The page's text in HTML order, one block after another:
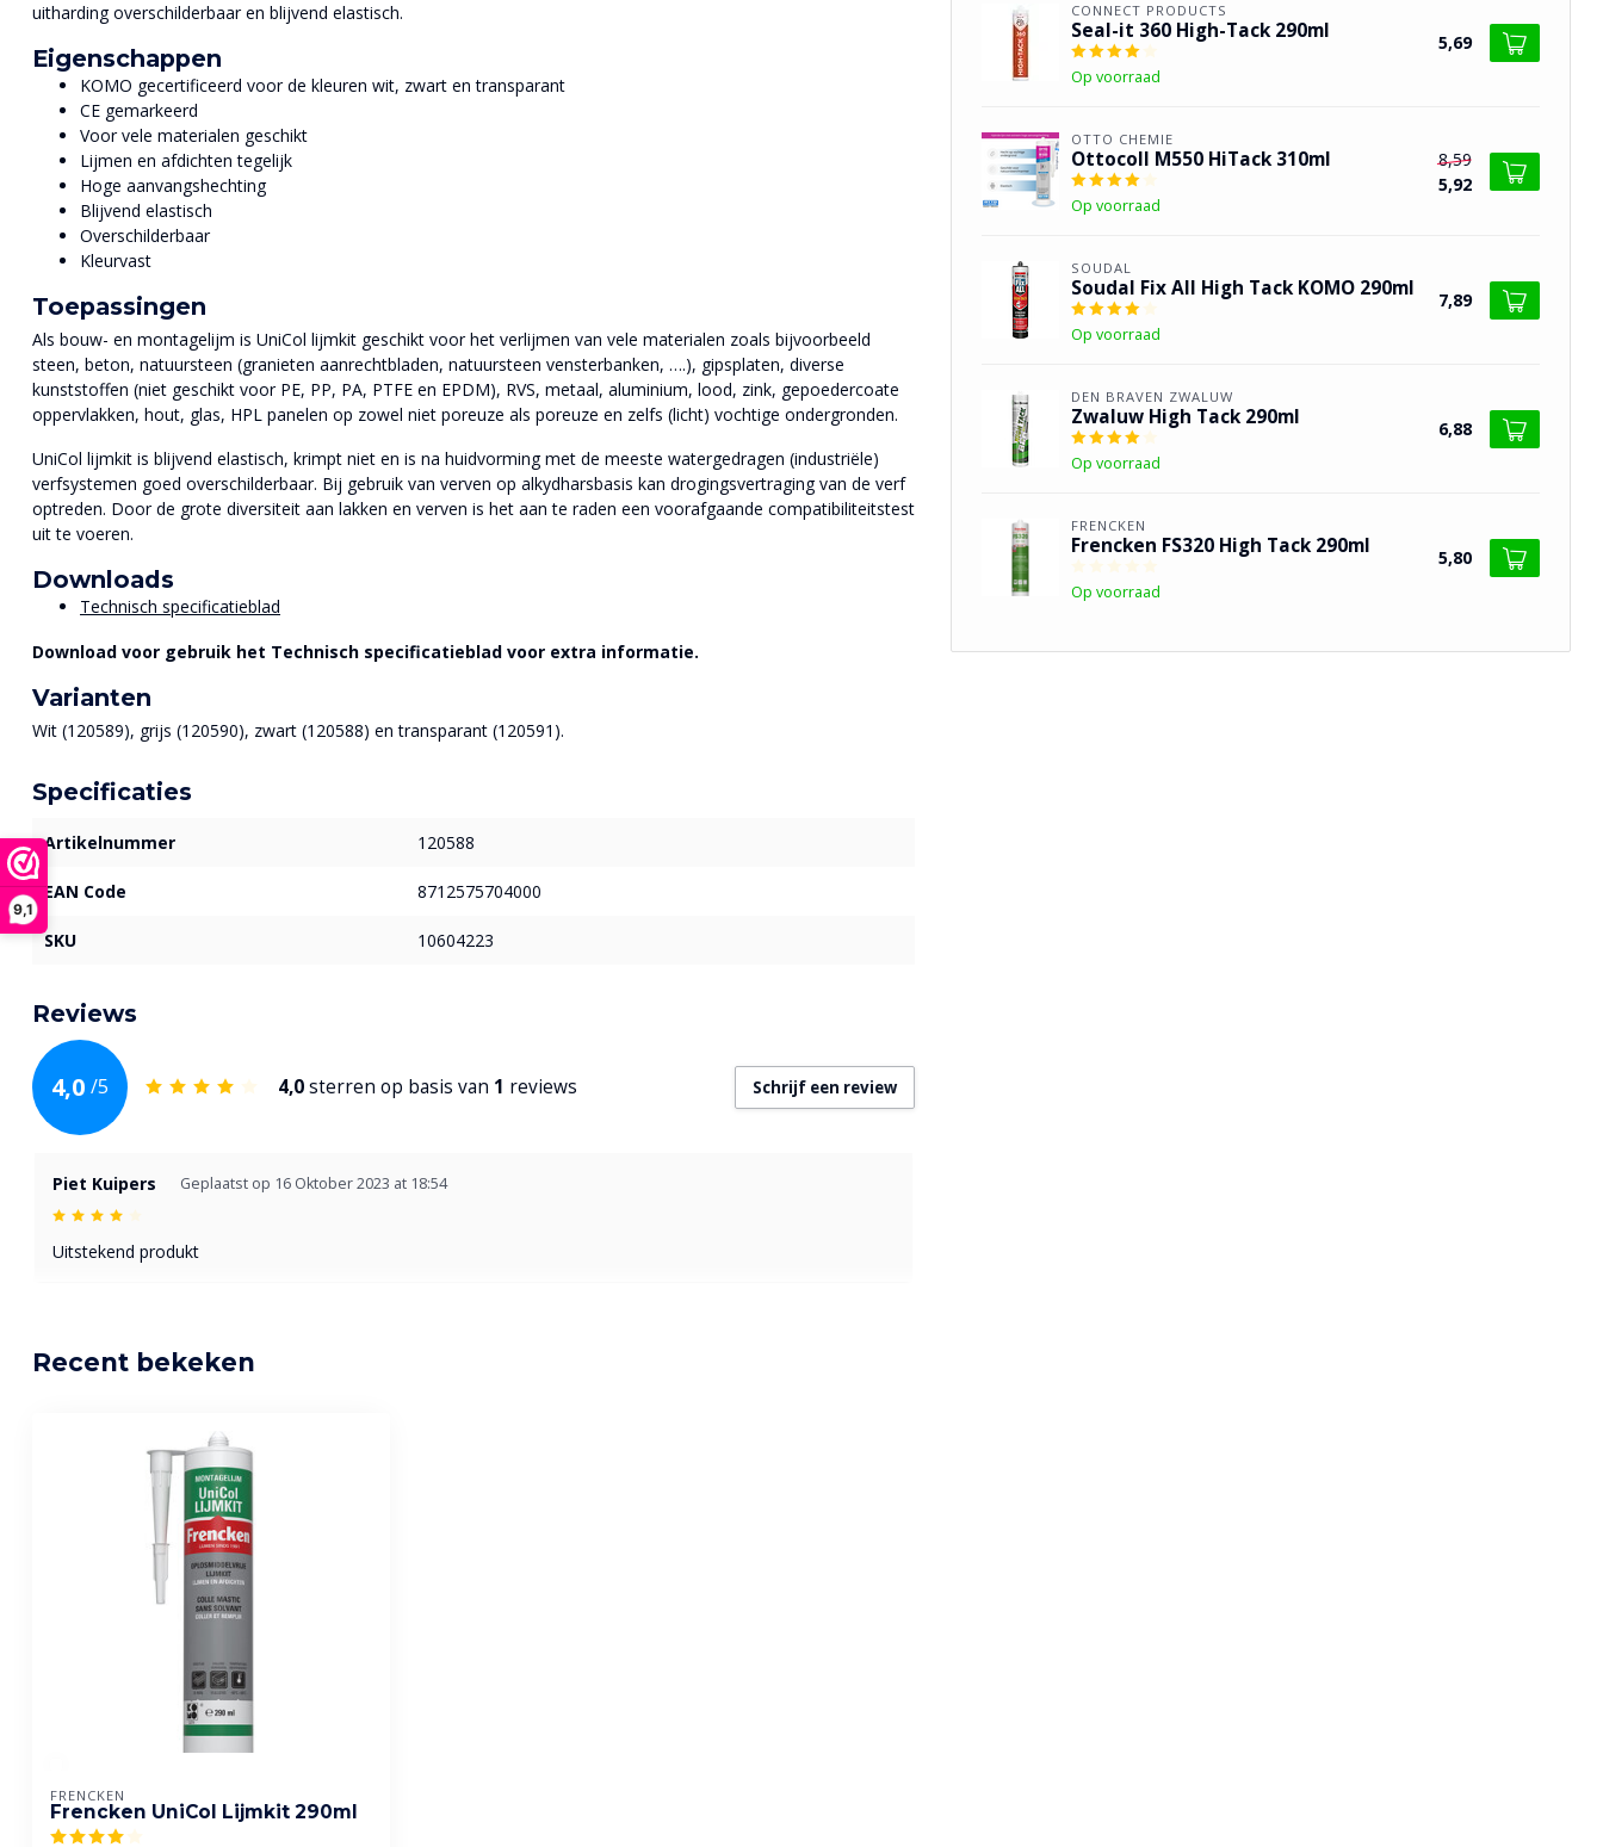
9,1
uitharding overschilderbaar en blijvend elastisch.
Eigenschappen
KOMO gecertificeerd voor de kleuren wit, zwart en transparant
CE gemarkeerd
Voor vele materialen geschikt
Lijmen en afdichten tegelijk
Hoge aanvangshechting
Blijvend elastisch
Overschilderbaar
Kleurvast
Toepassingen
Als bouw- en montagelijm is UniCol lijmkit geschikt voor het verlijmen van vele materialen zoals bijvoorbeeld
steen, beton, natuursteen (granieten aanrechtbladen, natuursteen vensterbanken, ….), gipsplaten, diverse
kunststoffen (niet geschikt voor PE, PP, PA, PTFE en EPDM), RVS, metaal, aluminium, lood, zink, gepoedercoate
oppervlakken, hout, glas, HPL panelen op zowel niet poreuze als poreuze en zelfs (licht) vochtige ondergronden.
UniCol lijmkit is blijvend elastisch, krimpt niet en is na huidvorming met de meeste watergedragen (industriële)
verfsystemen goed overschilderbaar. Bij gebruik van verven op alkydharsbasis kan drogingsvertraging van de verf
optreden. Door de grote diversiteit aan lakken en verven is het aan te raden een voorafgaande compatibiliteitstest
uit te voeren.
Downloads
Technisch specificatieblad
Download voor gebruik het Technisch specificatieblad voor extra informatie.
Varianten
Wit (120589), grijs (120590), zwart (120588) en transparant (120591).
Specificaties
Artikelnummer 120588
EAN Code 8712575704000
SKU 10604223
Reviews
4,0 /5 4,0sterren op basis van 1 reviews Schrijf een review
Piet Kuipers Geplaatst op 16 Oktober 2023 at 18:54
Uitstekend produkt
CONNECT PRODUCTS
Seal-it 360 High-Tack 290ml
Op voorraad
5,69
OTTO CHEMIE
Ottocoll M550 HiTack 310ml
Op voorraad
8,59
5,92
SOUDAL
Soudal Fix All High Tack KOMO 290ml
Op voorraad
7,89
DEN BRAVEN ZWALUW
Zwaluw High Tack 290ml
Op voorraad
6,88
FRENCKEN
Frencken FS320 High Tack 290ml
Op voorraad
5,80
Recent bekeken
FRENCKEN
Frencken UniCol Lijmkit 290ml